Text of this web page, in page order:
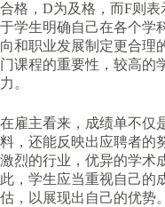
合格，D为及格，而F则
于学生明确自己在各个学
向和职业发展制定更合理
门课程的重要性，较高的
力。
在雇主看来，成绩单不仅
料，还能反映出应聘者的
激烈的行业，优异的学术
此，学生应当重视自己的
估，以展现出自己的优势